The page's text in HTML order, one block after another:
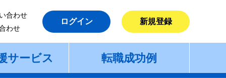
合わせ
わせ
ログイン 新規登録
サービス 転職成功例